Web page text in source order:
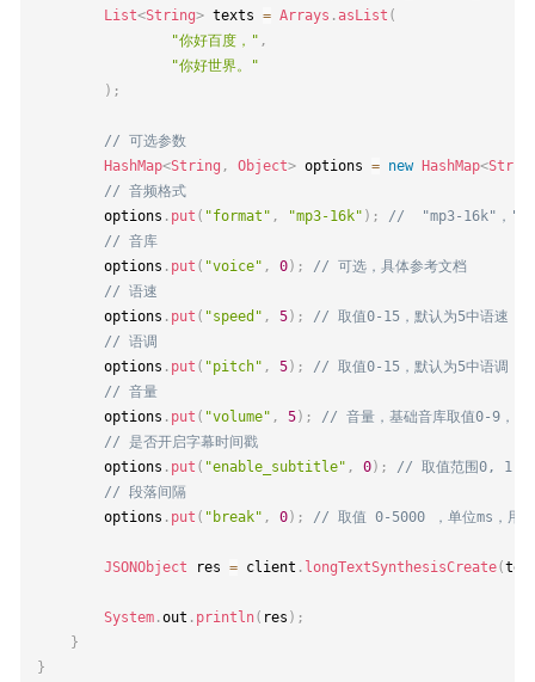
List<String> texts = Arrays . asList (
"你好百度，" ,
"你好世界。"
) ;
// 可选参数
HashMap<String , Object> options = new HashMap<
// 音频格式
        options
. put ( "format" , "mp3-16k" ) ;
//  "mp3-16k"，
// 音库
        options
. put ( "voice" , 0) ;
// 可选，具体参考文档
// 语速
        options
. put ( "speed" , 5) ;
// 取值0-15，默认为5中语速
// 语调
        options
. put ( "pitch" , 5) ;
// 取值0-15，默认为5中语调
// 音量
        options
. put ( "volume" , 5) ;
// 音量，基础音库取值0-9，精
// 是否开启字幕时间戳
        options
. put ( "enable_subtitle" , 0) ;
// 取值范围0, 1, 2，
// 段落间隔
        options
. put ( "break" , 0) ; // 取值 0-5000 ，单位ms，用于
JSONObject res = client . longTextSynthesisCreate(
System.out . println( res ) ;
}
}